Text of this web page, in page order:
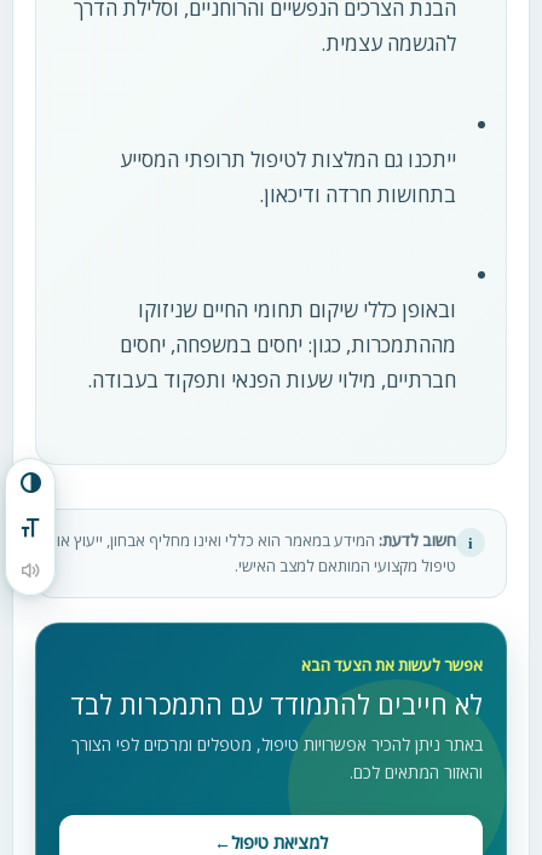
הפעל/כבה ניגודיות גבוהה
מתג גודל גופן
הקראת תוכן העמוד
הבנת הצרכים הנפשיים והרוחניים, וסלילת הדרך
להגשמה עצמית.
ייתכנו גם המלצות לטיפול תרופתי המסייע
בתחושות חרדה ודיכאון.
ובאופן כללי שיקום תחומי החיים שניזוקו
מההתמכרות, כגון: יחסים במשפחה, יחסים
חברתיים, מילוי שעות הפנאי ותפקוד בעבודה.
i חשוב לדעת: המידע במאמר הוא כללי ואינו מחליף אבחון, ייעוץ או
טיפול מקצועי המותאם למצב האישי.
אפשר לעשות את הצעד הבא
לא חייבים להתמודד עם התמכרות לבד
באתר ניתן להכיר אפשרויות טיפול, מטפלים ומרכזים לפי הצורך
והאזור המתאים לכם.
למציאת טיפול←